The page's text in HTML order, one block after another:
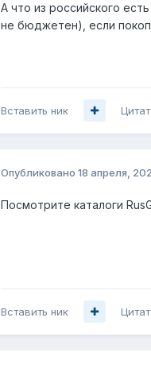
А что из российского
не бюджетен), если
Вставить ник
Опубликовано 18 апреля,
Посмотрите каталоги
Вставить ник